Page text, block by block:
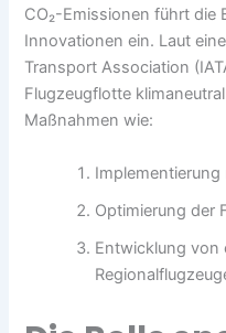
CO₂-Emissionen führt die
Innovationen ein. Laut
Transport Association
Flugzeugflotte
Maßnahmen wie:
Optimierung der
Entwicklung von